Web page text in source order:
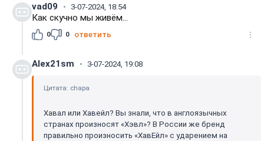
vad09 3-07-2024, 18:54
Как скучно мы живём...
0 0 ответить
Alex21sm 3-07-2024, 19:08
Цитата: chapa
Хавал или Хавейл? Вы знали, что в англоязычных
странах произносят «Хэвл»? В России же бренд
правильно произносить «ХавЕйл» с ударением на